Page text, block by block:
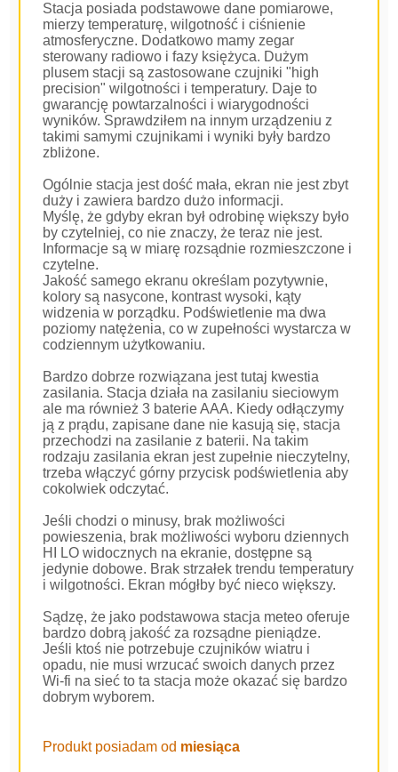
Stacja posiada podstawowe dane pomiarowe,
mierzy temperaturę, wilgotność i ciśnienie
atmosferyczne. Dodatkowo mamy zegar
sterowany radiowo i fazy księżyca. Dużym
plusem stacji są zastosowane czujniki "high
precision" wilgotności i temperatury. Daje to
gwarancję powtarzalności i wiarygodności
wyników. Sprawdziłem na innym urządzeniu z
takimi samymi czujnikami i wyniki były bardzo
zbliżone.
Ogólnie stacja jest dość mała, ekran nie jest zbyt
duży i zawiera bardzo dużo informacji.
Myślę, że gdyby ekran był odrobinę większy było
by czytelniej, co nie znaczy, że teraz nie jest.
Informacje są w miarę rozsądnie rozmieszczone i
czytelne.
Jakość samego ekranu określam pozytywnie,
kolory są nasycone, kontrast wysoki, kąty
widzenia w porządku. Podświetlenie ma dwa
poziomy natężenia, co w zupełności wystarcza w
codziennym użytkowaniu.
Bardzo dobrze rozwiązana jest tutaj kwestia
zasilania. Stacja działa na zasilaniu sieciowym
ale ma również 3 baterie AAA. Kiedy odłączymy
ją z prądu, zapisane dane nie kasują się, stacja
przechodzi na zasilanie z baterii. Na takim
rodzaju zasilania ekran jest zupełnie nieczytelny,
trzeba włączyć górny przycisk podświetlenia aby
cokolwiek odczytać.
Jeśli chodzi o minusy, brak możliwości
powieszenia, brak możliwości wyboru dziennych
HI LO widocznych na ekranie, dostępne są
jedynie dobowe. Brak strzałek trendu temperatury
i wilgotności. Ekran mógłby być nieco większy.
Sądzę, że jako podstawowa stacja meteo oferuje
bardzo dobrą jakość za rozsądne pieniądze.
Jeśli ktoś nie potrzebuje czujników wiatru i
opadu, nie musi wrzucać swoich danych przez
Wi-fi na sieć to ta stacja może okazać się bardzo
dobrym wyborem.
Produkt posiadam od miesiąca